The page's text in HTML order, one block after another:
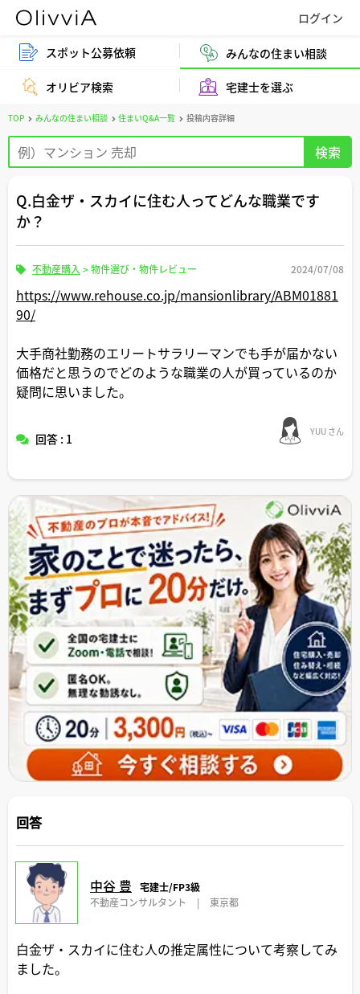
スポット公募依頼 みんなの住まい相談
オリビア検索 宅建士を選ぶ
TOP みんなの住まい相談 住まいQ&A一覧 投稿内容詳細
Q.白金ザ・スカイに住む人ってどんな職業です
か？
不動産購入 >物件選び・物件レビュー 2024/07/08
https://www.rehouse.co.jp/mansionlibrary/ABM01881
90/
大手商社勤務のエリートサラリーマンでも手が届かない
価格だと思うのでどのような職業の人が買っているのか
疑問に思いました。
回答 : 1 YUU さん
回答
中谷 豊
宅建士/FP3級
不動産コンサルタント
| 東京都
白金ザ・スカイに住む人の推定属性について考察してみ
ました。